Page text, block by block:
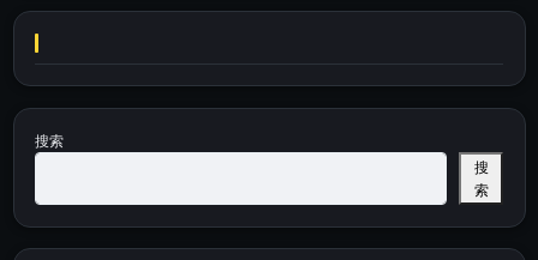
搜索
搜
索